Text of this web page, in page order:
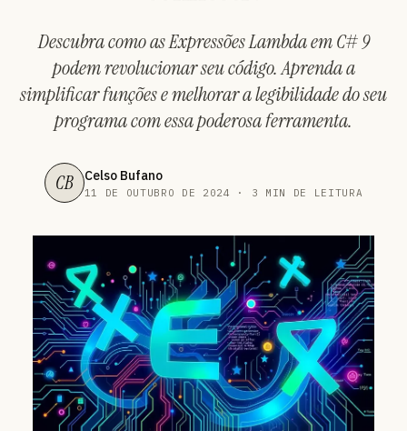
Descubra como as Expressões Lambda em C# 9
podem revolucionar seu código. Aprenda a
simplificar funções e melhorar a legibilidade do seu
programa com essa poderosa ferramenta.
CB Celso Bufano
11 DE OUTUBRO DE 2024 · 3 MIN DE LEITURA